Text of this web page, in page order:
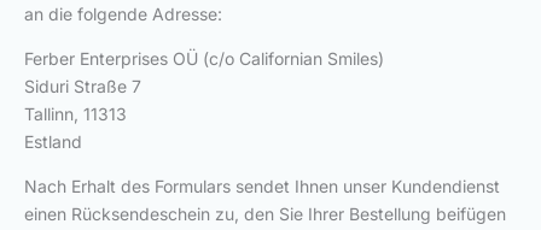
an die folgende Adresse:
Ferber Enterprises OÜ (c/o Californian Smiles)
Siduri Straße 7
Tallinn, 11313
Estland
Nach Erhalt des Formulars sendet Ihnen unser Kundendienst
einen Rücksendeschein zu, den Sie Ihrer Bestellung beifügen